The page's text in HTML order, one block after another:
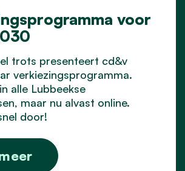
voor
trots presenteert cd&v
verkiezingsprogramma.
alle Lubbeekse
maar nu alvast online.
door!